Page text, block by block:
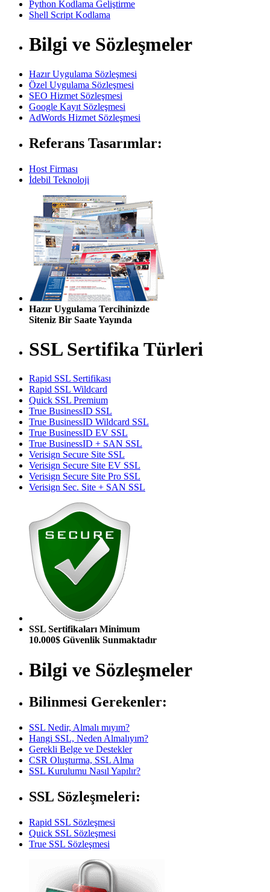
Python Kodlama Geliştirme
Shell Script Kodlama
Bilgi ve Sözleşmeler
Hazır Uygulama Sözleşmesi
Özel Uygulama Sözleşmesi
SEO Hizmet Sözleşmesi
Google Kayıt Sözleşmesi
AdWords Hizmet Sözleşmesi
Referans Tasarımlar:
Host Firması
İdebil Teknoloji
Hazır Uygulama Tercihinizde
Siteniz Bir Saate Yayında
SSL Sertifika Türleri
Rapid SSL Sertifikası
Rapid SSL Wildcard
Quick SSL Premium
True BusinessID SSL
True BusinessID Wildcard SSL
True BusinessID EV SSL
True BusinessID + SAN SSL
Verisign Secure Site SSL
Verisign Secure Site EV SSL
Verisign Secure Site Pro SSL
Verisign Sec. Site + SAN SSL
SSL Sertifikaları Minimum
10.000$ Güvenlik Sunmaktadır
Bilgi ve Sözleşmeler
Bilinmesi Gerekenler:
SSL Nedir, Almalı mıyım?
Hangi SSL, Neden Almalıyım?
Gerekli Belge ve Destekler
CSR Oluşturma, SSL Alma
SSL Kurulumu Nasıl Yapılır?
SSL Sözleşmeleri:
Rapid SSL Sözleşmesi
Quick SSL Sözleşmesi
True SSL Sözleşmesi